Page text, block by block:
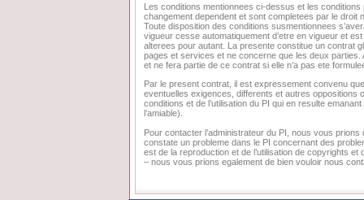
Les conditions mentionnees ci-dessus et les conditions
changement dependent et sont completees par le droit
Toute disposition des conditions susmentionnees
vigueur cesse automatiquement d’etre en vigueur et
alterees pour autant. La presente constitue un contrat
pages et services et ne concerne que les deux
et ne fera partie de ce contrat si elle n’a pas ete
Par le present contrat, il est expressement convenu
eventuelles exigences, differents et autres oppositions
conditions et de l’utilisation du PI qui en resulte
l’amiable).
Pour contacter l’administrateur du PI, nous vous
constate un probleme dans le PI concernant des
est de la reproduction et de l’utilisation de copyrights
– nous vous prions egalement de bien vouloir nous